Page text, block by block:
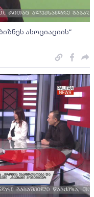
ასოციაციის”